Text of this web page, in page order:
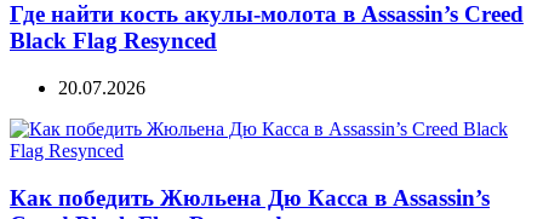
Где найти кость акулы-молота в Assassin’s Creed
Black Flag Resynced
20.07.2026
Как победить Жюльена Дю Касса в Assassin’s